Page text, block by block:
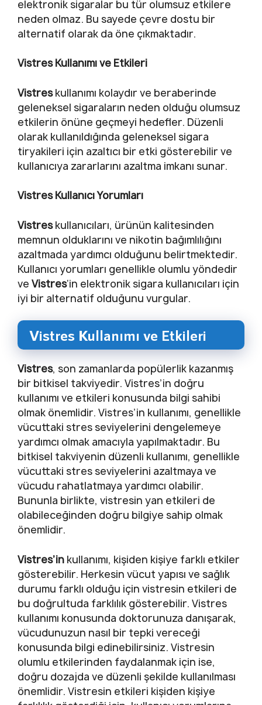
elektronik sigaralar bu tür olumsuz etkilere
neden olmaz. Bu sayede çevre dostu bir
alternatif olarak da öne çıkmaktadır.
Vistres Kullanımı ve Etkileri
Vistreskullanımı kolaydır ve beraberinde
geleneksel sigaraların neden olduğu olumsuz
etkilerin önüne geçmeyi hedefler. Düzenli
olarak kullanıldığında geleneksel sigara
tiryakileri için azaltıcı bir etki gösterebilir ve
kullanıcıya zararlarını azaltma imkanı sunar.
Vistres Kullanıcı Yorumları
Vistreskullanıcıları, ürünün kalitesinden
memnun olduklarını ve nikotin bağımlılığını
azaltmada yardımcı olduğunu belirtmektedir.
Kullanıcı yorumları genellikle olumlu yöndedir
ve Vistres‘in elektronik sigara kullanıcıları için
iyi bir alternatif olduğunu vurgular.
Vistres Kullanımı ve Etkileri
Vistres, son zamanlarda popülerlik kazanmış
bir bitkisel takviyedir. Vistres’in doğru
kullanımı ve etkileri konusunda bilgi sahibi
olmak önemlidir. Vistres’in kullanımı, genellikle
vücuttaki stres seviyelerini dengelemeye
yardımcı olmak amacıyla yapılmaktadır. Bu
bitkisel takviyenin düzenli kullanımı, genellikle
vücuttaki stres seviyelerini azaltmaya ve
vücudu rahatlatmaya yardımcı olabilir.
Bununla birlikte, vistresin yan etkileri de
olabileceğinden doğru bilgiye sahip olmak
önemlidir.
Vistres’in kullanımı, kişiden kişiye farklı etkiler
gösterebilir. Herkesin vücut yapısı ve sağlık
durumu farklı olduğu için vistresin etkileri de
bu doğrultuda farklılık gösterebilir. Vistres
kullanımı konusunda doktorunuza danışarak,
vücudunuzun nasıl bir tepki vereceği
konusunda bilgi edinebilirsiniz. Vistresin
olumlu etkilerinden faydalanmak için ise,
doğru dozajda ve düzenli şekilde kullanılması
önemlidir. Vistresin etkileri kişiden kişiye